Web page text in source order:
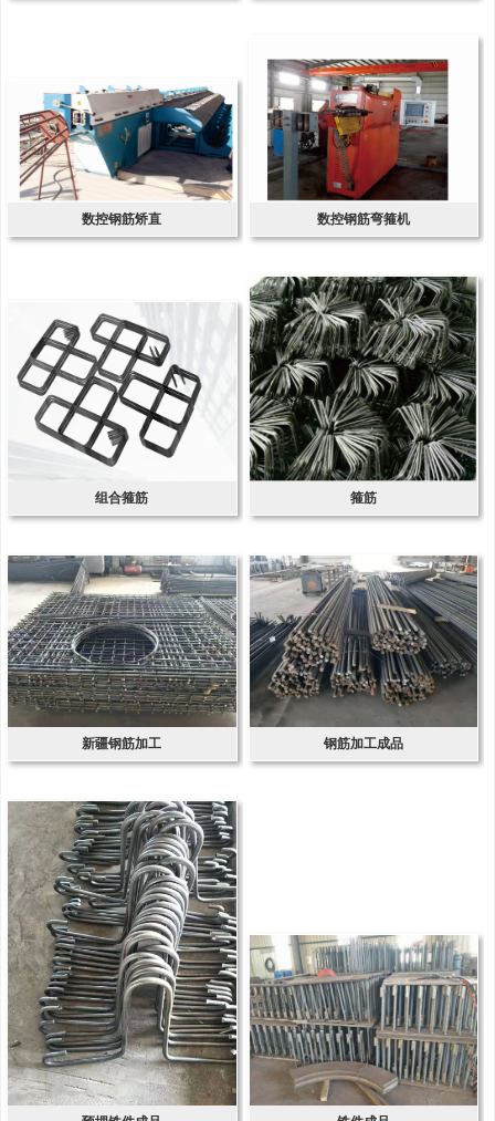
数控钢筋矫直 数控钢筋弯箍机
组合箍筋 箍筋
新疆钢筋加工 钢筋加工成品